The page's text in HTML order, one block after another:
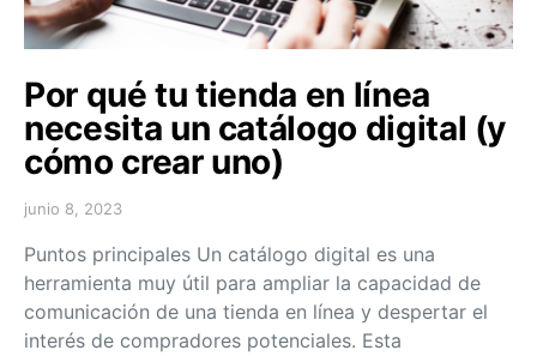
Por qué tu tienda en línea
necesita un catálogo digital (y
cómo crear uno)
junio 8, 2023
Puntos principales Un catálogo digital es una
herramienta muy útil para ampliar la capacidad de
comunicación de una tienda en línea y despertar el
interés de compradores potenciales. Esta